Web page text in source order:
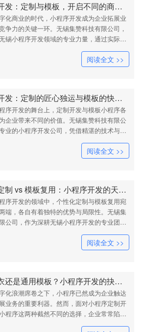
小程序开发：定制与模板，开启不同的商业之旅
化商业的时代，小程序开发成为企业拓展业
争力的关键一环。无锡集赞科技有限公司，
锡小程序开发领域的专业力量，通过实际案
业揭示小程序定制开发与模板小程序的不同魅
企业开启适合自己的商业之旅。模板小程序，
的标准化工具，为企业提供了快速进入市场的
阅读全文 >>
小程序开发：定制的匠心独运与模板的快捷高效
序开发的舞台上，定制开发与模板小程序各
企业带来不同的价值。无锡集赞科技有限公
业的小程序开发公司，凭借精湛的技术与对
刻理解，为企业解读两者的特点，助力企业做
择。模板小程序，以其快捷高效的特点，为企
快速搭建线上平台的捷径。一家新兴的教育培
阅读全文 >>
个性化定制 vs 模板复用：小程序开发的天平两端
序开发的领域中，个性化定制与模板复用宛
端，各自有着独特的优势与局限性。无锡集
公司，作为深耕无锡小程序开发的专业团
深入剖析与实际案例，为企业清晰呈现两者的
力企业找准自身的平衡点。模板小程序，以其
经济性，成为众多中小企业的首选。一家经营
阅读全文 >>
量体裁衣还是通用模板？小程序开发的抉择之道
化浪潮席卷之下，小程序已然成为企业触达
业务的重要利器。然而，面对小程序定制开
程序这两种截然不同的选择，企业常常陷入
锡集赞科技有限公司，作为专业的小程序开发